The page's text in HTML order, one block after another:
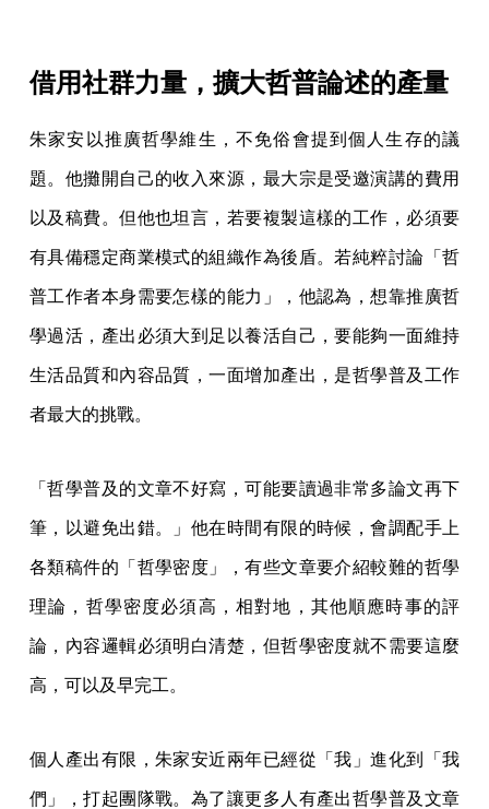
借用社群力量，擴大哲普論述的產量
朱家安以推廣哲學維生，不免俗會提到個人生存的議
題。他攤開自己的收入來源，最大宗是受邀演講的費用
以及稿費。但他也坦言，若要複製這樣的工作，必須要
有具備穩定商業模式的組織作為後盾。若純粹討論「哲
普工作者本身需要怎樣的能力」，他認為，想靠推廣哲
學過活，產出必須大到足以養活自己，要能夠一面維持
生活品質和內容品質，一面增加產出，是哲學普及工作
者最大的挑戰。
「哲學普及的文章不好寫，可能要讀過非常多論文再下
筆，以避免出錯。」他在時間有限的時候，會調配手上
各類稿件的「哲學密度」，有些文章要介紹較難的哲學
理論，哲學密度必須高，相對地，其他順應時事的評
論，內容邏輯必須明白清楚，但哲學密度就不需要這麼
高，可以及早完工。
個人產出有限，朱家安近兩年已經從「我」進化到「我
們」，打起團隊戰。為了讓更多人有產出哲學普及文章